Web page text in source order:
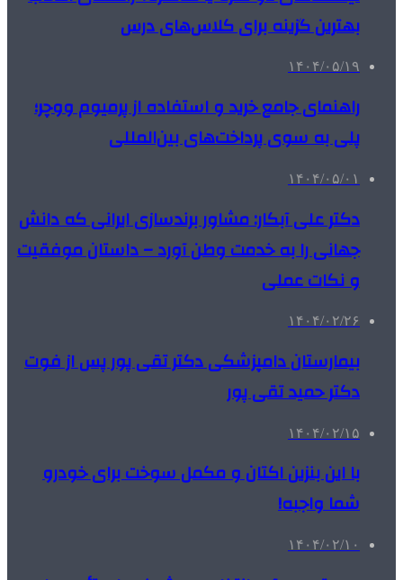
بهترین گزینه برای کلاس‌های درس
۱۴۰۴/۰۵/۱۹
راهنمای جامع خرید و استفاده از پرمیوم ووچر؛
پلی به سوی پرداخت‌های بین‌المللی
۱۴۰۴/۰۵/۰۱
دکتر علی آبکار: مشاور برندسازی ایرانی که دانش
جهانی را به خدمت وطن آورد – داستان موفقیت
و نکات عملی
۱۴۰۴/۰۲/۲۶
بیمارستان دامپزشکی دکتر تقی پور پس از فوت
دکتر حمید تقی پور
۱۴۰۴/۰۲/۱۵
با این بنزین اکتان و مکمل سوخت برای خودرو
شما واجبه!
۱۴۰۴/۰۲/۱۰